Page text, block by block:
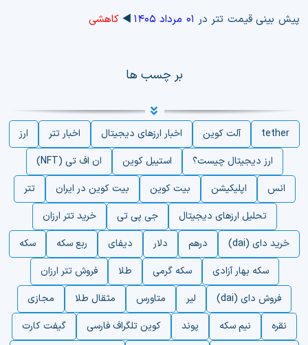
پیش بینی قیمت تتر در ۰۱ مرداد ۱۴۰۵ ◀️ کاهشی
بر چسب ها
tether آلت کوین اخبار ارزهای دیجیتال اخبار تتر
ارز
ارز دیجیتال چیست؟
استیبل کوین
ان اف تی (NFT)
انس
اپلیکیشن بیت کوین بیت کوین در ایران
تتر
تحلیل ارزهای دیجیتال
جی پی تی
خرید تتر ارزان
خرید دای (dai)
درهم دلار دیفای ربع سکه
سکه
سکه بهار آزادی
سکه گرمی طلا
فروش تتر ارزان
فروش دای (dai)
لیر متاورس مثقال طلا
مجازی
نقره
نیم سکه پوند کوین تلگراف فارسی
گیفت کارت